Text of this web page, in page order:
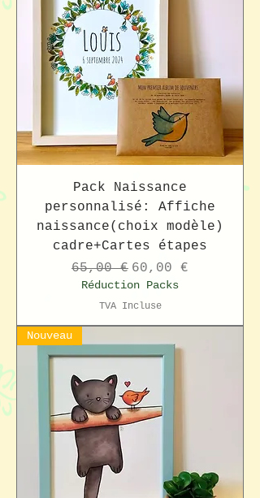
Pack Naissance
personnalisé: Affiche
naissance(choix modèle)
cadre+Cartes étapes
Prix original
65,00 € Prix
60,00 €
Réduction Packs
TVA Incluse
Nouveau